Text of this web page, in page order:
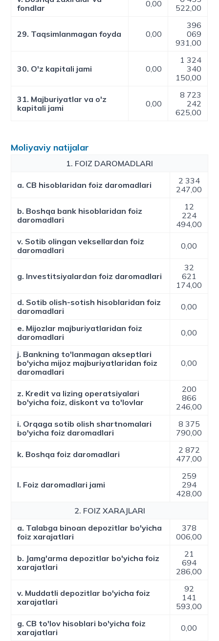
fondlar
0,00
522,00
29. Taqsimlanmagan foyda 0,00
396
069
931,00
30. O'z kapitali jami 0,00
1 324
340
150,00
31. Majburiyatlar va o'z
kapitali jami
0,00
8 723
242
625,00
Moliyaviy natijalar
1. FOIZ DAROMADLARI
a. CB hisoblaridan foiz daromadlari
2 334
247,00
b. Boshqa bank hisoblaridan foiz
daromadlari
12
224
494,00
v. Sotib olingan veksellardan foiz
daromadlari
0,00
g. Investitsiyalardan foiz daromadlari
32
621
174,00
d. Sotib olish-sotish hisoblaridan foiz
daromadlari
0,00
e. Mijozlar majburiyatlaridan foiz
daromadlari
0,00
j. Bankning to'lanmagan akseptlari
bo'yicha mijoz majburiyatlaridan foiz
daromadlari
0,00
z. Kredit va lizing operatsiyalari
bo'yicha foiz, diskont va to'lovlar
200
866
246,00
i. Orqaga sotib olish shartnomalari
bo'yicha foiz daromadlari
8 375
790,00
k. Boshqa foiz daromadlari
2 872
477,00
l. Foiz daromadlari jami
259
294
428,00
2. FOIZ XARAJLARI
a. Talabga binoan depozitlar bo'yicha
foiz xarajatlari
378
006,00
b. Jamg'arma depozitlar bo'yicha foiz
xarajatlari
21
694
286,00
v. Muddatli depozitlar bo'yicha foiz
xarajatlari
92
141
593,00
g. CB to'lov hisoblari bo'yicha foiz
xarajatlari
0,00